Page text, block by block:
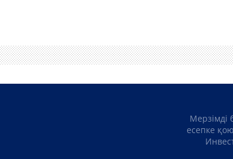
Мерзімді
есепке